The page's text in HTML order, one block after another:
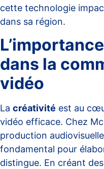
cette technologie
dans sa région.
dans la
vidéo
La créativité est au
vidéo efficace. Chez
production
fondamental pour
distingue. En créant